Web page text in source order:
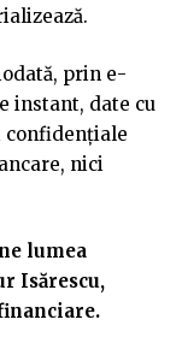
prin e-
instant, date cu
confidențiale
nici
lumea
Isărescu,